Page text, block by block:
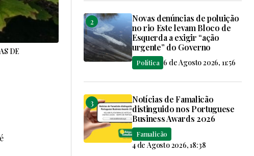
DE
Novas denúncias de poluição
no rio Este levam Bloco de
Esquerda a exigir “ação
urgente” do Governo
Política 6 de Agosto 2026, 11:56
Notícias de Famalicão
distinguido nos Portuguese
Business Awards 2026
Famalicão
4 de Agosto 2026, 18:38